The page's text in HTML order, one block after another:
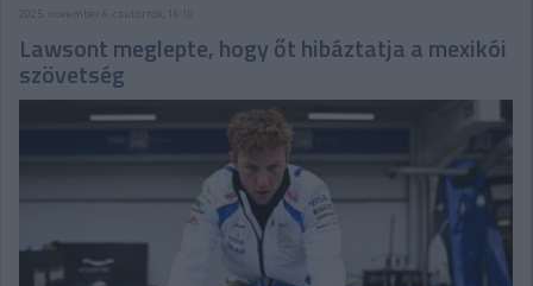
2025. november 6. csütörtök, 16:10
Lawsont meglepte, hogy őt hibáztatja a mexikói
szövetség